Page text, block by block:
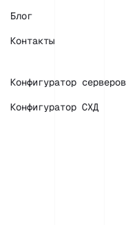
Блог
Контакты
Конфигуратор серверов
Конфигуратор СХД